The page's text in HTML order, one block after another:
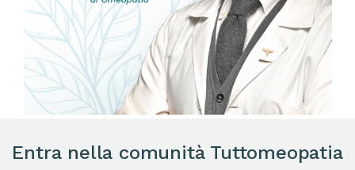
Entra nella comunità Tuttomeopatia